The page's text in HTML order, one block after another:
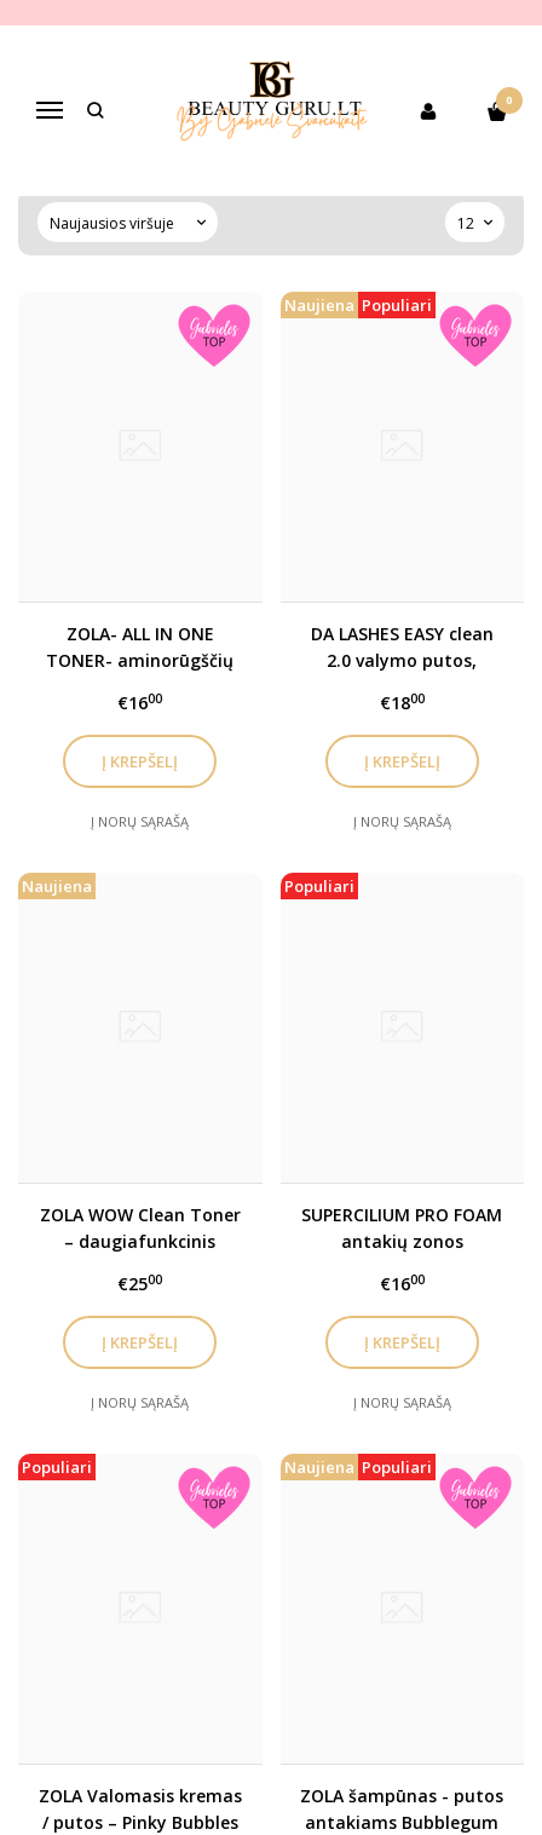
Navigacija
0
VEIDO ODOS PRAUSIKLIAI, PUTOS,
MAKIAŽO VALIKLIAI
Pagrindinis PREKIŲ KATEGORIJOS
Veido odos priežiūra
Veido odos prausikliai, putos, makiažo valikliai
ZOLA- ALL IN ONE
TONER- aminorūgščių
€1600
Į NORŲ SĄRAŠĄ
Naujiena Populiari
DA LASHES EASY clean
2.0 valymo putos,
antakiams ir veidui
€1800
Į NORŲ SĄRAŠĄ
Naujiena
ZOLA WOW Clean Toner
– daugiafunkcinis
€2500
Į NORŲ SĄRAŠĄ
Populiari
SUPERCILIUM PRO FOAM
antakių zonos
€1600
Į NORŲ SĄRAŠĄ
Populiari
ZOLA Valomasis kremas
/ putos – Pinky Bubbles
Naujiena Populiari
ZOLA šampūnas - putos
antakiams Bubblegum